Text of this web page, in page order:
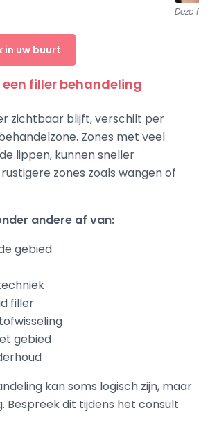
Deze
in uw buurt
filler behandeling
zichtbaar blijft, verschilt per
Zones met veel
lippen, kunnen sneller
zones zoals wangen of
andere af van:
gebied
filler
gebied
kan soms logisch zijn, maar
Bespreek dit tijdens het consult